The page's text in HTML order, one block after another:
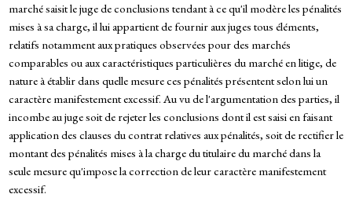
marché saisit le juge de conclusions tendant à ce qu'il modère les pénalités
mises à sa charge, il lui appartient de fournir aux juges tous éléments,
relatifs notamment aux pratiques observées pour des marchés
comparables ou aux caractéristiques particulières du marché en litige, de
nature à établir dans quelle mesure ces pénalités présentent selon lui un
caractère manifestement excessif. Au vu de l'argumentation des parties, il
incombe au juge soit de rejeter les conclusions dont il est saisi en faisant
application des clauses du contrat relatives aux pénalités, soit de rectifier le
montant des pénalités mises à la charge du titulaire du marché dans la
seule mesure qu'impose la correction de leur caractère manifestement
excessif.